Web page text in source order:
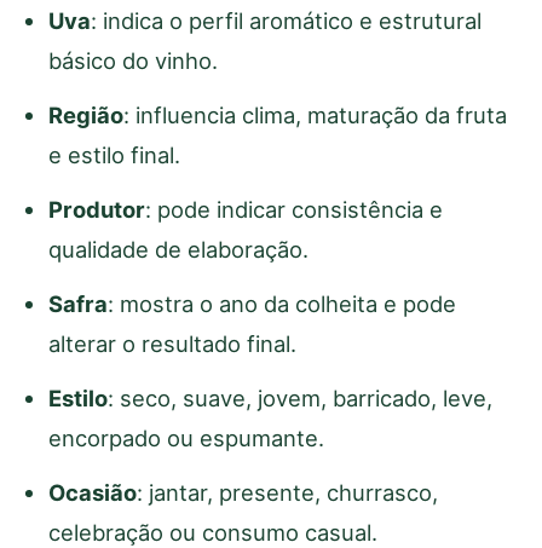
Uva: indica o perfil aromático e estrutural
básico do vinho.
Região: influencia clima, maturação da fruta
e estilo final.
Produtor: pode indicar consistência e
qualidade de elaboração.
Safra: mostra o ano da colheita e pode
alterar o resultado final.
Estilo: seco, suave, jovem, barricado, leve,
encorpado ou espumante.
Ocasião: jantar, presente, churrasco,
celebração ou consumo casual.